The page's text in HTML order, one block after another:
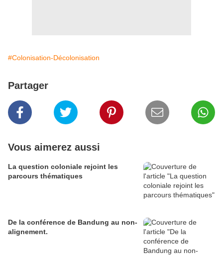
#Colonisation-Décolonisation
Partager
Vous aimerez aussi
La question coloniale rejoint les
parcours thématiques
De la conférence de Bandung au non-
alignement.